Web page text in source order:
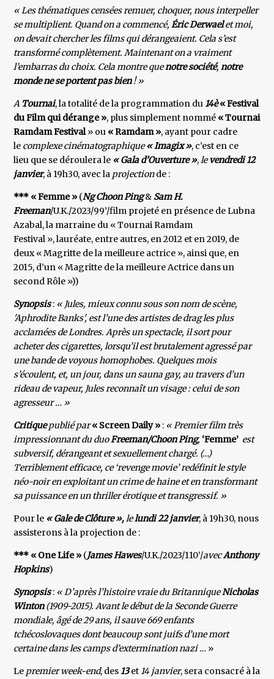
« Les thématiques censées remuer, choquer, nous interpeller
se multiplient. Quand on a commencé, ÉricDerwaelet moi,
on devait chercher les films qui dérangeaient. Cela s’est
transformé complètement. Maintenant on a vraiment
l’embarras du choix. Cela montre quenotre société,notre
monde ne se portent pas bien! »
A Tournai, la totalité de la programmation du 14è« Festival
du Film qui dérange », plus simplement nommé « Tournai
Ramdam Festival» ou « Ramdam », ayant pour cadre
le complexe cinématographique« Imagix », c’est en ce
lieu que se déroulera le « Gala d’Ouverture »,levendredi 12
janvier, à 19h30, avec la projectionde :
*** « Femme » (Ng Choon Ping& Sam H.
Freeman/U.K./2023/99’/film projeté en présence de Lubna
Azabal, la marraine du « Tournai Ramdam
Festival », lauréate, entre autres, en 2012 et en 2019, de
deux « Magritte de la meilleure actrice », ainsi que, en
2015, d’un « Magritte de la meilleure Actrice dans un
second Rôle »))
Synopsis: « Jules, mieux connu sous son nom de scène,
'Aphrodite Banks', est l’une des artistes de drag les plus
acclamées de Londres. Après un spectacle, il sort pour
acheter des cigarettes, lorsqu’il est brutalement agressé par
une bande de voyous homophobes. Quelques mois
s’écoulent, et, un jour, dans un sauna gay, au travers d’un
rideau de vapeur, Jules reconnaît un visage : celui de son
agresseur … »
Critiquepublié par« Screen Daily » : « Premier film très
impressionnant du duoFreeman/ChoonPing, ‘Femme’ est
subversif, dérangeant et sexuellement chargé. (…)
Terriblement efficace, ce ‘revenge movie’ redéfinit le style
néo-noir en exploitant un crime de haine et en transformant
sa puissance en un thriller érotique et transgressif. »
Pour le « Gale de Clôture »,lelundi 22 janvier, à 19h30, nous
assisterons à la projection de :
*** « One Life » (James Hawes/U.K./2023/110’/avecAnthony
Hopkins)
Synopsis: « D’après l’histoire vraie du BritanniqueNicholas
Winton(1909-2015). Avant le début de la Seconde Guerre
mondiale, âgé de 29 ans, il sauve 669 enfants
tchécoslovaques dont beaucoup sont juifs d’une mort
certaine dans les camps d’extermination nazi … »
Le premier week-end, des 13et 14 janvier, sera consacré à la